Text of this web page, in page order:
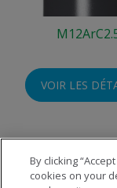
VOIR LES
By clicking
cookies on your